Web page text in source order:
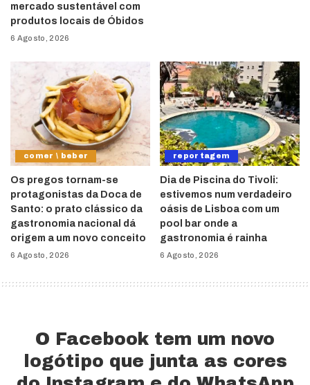
mercado sustentável com
produtos locais de Óbidos
6 Agosto, 2026
comer \ beber
Os pregos tornam-se
protagonistas da Doca de
Santo: o prato clássico da
gastronomia nacional dá
origem a um novo conceito
6 Agosto, 2026
reportagem
Dia de Piscina do Tivoli:
estivemos num verdadeiro
oásis de Lisboa com um
pool bar onde a
gastronomia é rainha
6 Agosto, 2026
O Facebook tem um novo
logótipo que junta as cores